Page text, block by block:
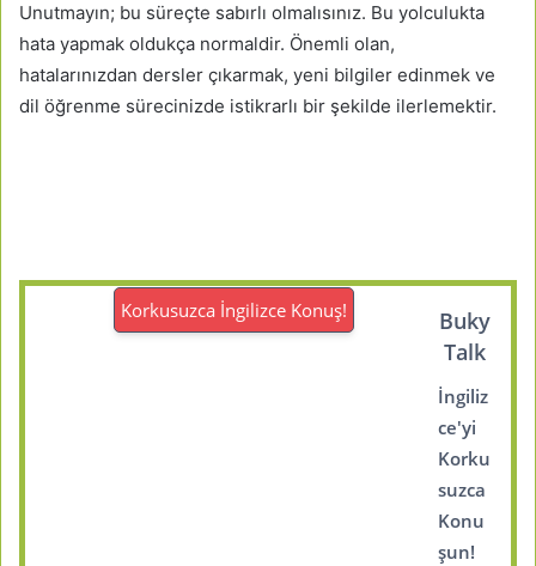
Unutmayın; bu süreçte sabırlı olmalısınız. Bu yolculukta
hata yapmak oldukça normaldir. Önemli olan,
hatalarınızdan dersler çıkarmak, yeni bilgiler edinmek ve
dil öğrenme sürecinizde istikrarlı bir şekilde ilerlemektir.
Korkusuzca İngilizce Konuş!
Buky
Talk
İngiliz
ce'yi
Korku
suzca
Konu
şun!